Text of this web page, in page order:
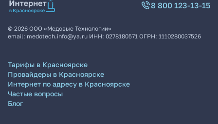
8 800 123-13-15
© 2026 ООО «Медовые Технологии»
email: medotech.info@ya.ru ИНН: 0278180571 ОГРН: 1110280037526
Тарифы в Красноярске
Провайдеры в Красноярске
Интернет по адресу в Красноярске
Частые вопросы
Блог